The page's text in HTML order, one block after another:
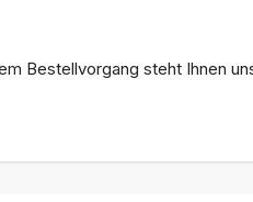
Bestellvorgang steht Ihnen